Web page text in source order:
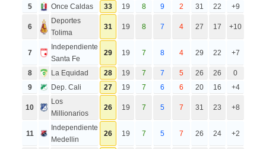
5 Once Caldas 33 19 8 9 2 31 22 +9
6
Deportes
Tolima
31 19 8 7 4 27 17 +10
7
Independiente
Santa Fe
29 19 7 8 4 29 22 +7
8 La Equidad 28 19 7 7 5 26 26
0
9
Dep. Cali 27 19 7 6 6 20 16 +4
10
Los
Millionarios
26 19 7 5 7 31 23 +8
11
Independiente
Medellin
26 19 7 5 7 26 24 +2